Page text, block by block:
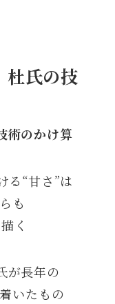
杜氏の技
術のかけ算
“甘さ”は
も
く
が長年の
いたもの